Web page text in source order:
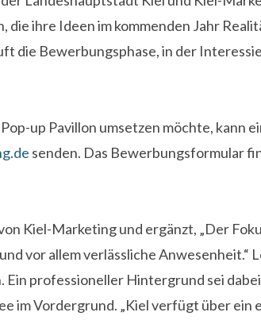
ihre Ideen im kommenden Jahr
die Bewerbungsphase, in der
up Pavillon umsetzen möchte, kann
senden. Das Bewerbungsformular
Kiel-Marketing und ergänzt, „Der
vor allem verlässliche
Ein professioneller Hintergrund sei
im Vordergrund. „Kiel verfügt über